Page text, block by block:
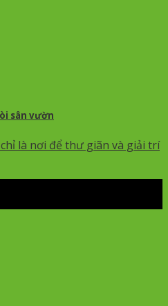
sân vườn
là nơi để thư giãn và giải trí